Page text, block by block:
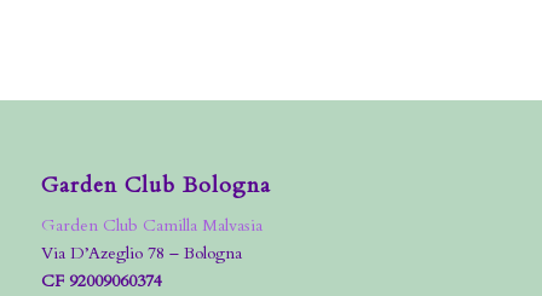
Garden Club Bologna
Garden Club Camilla Malvasia
Via D’Azeglio 78 – Bologna
CF 92009060374